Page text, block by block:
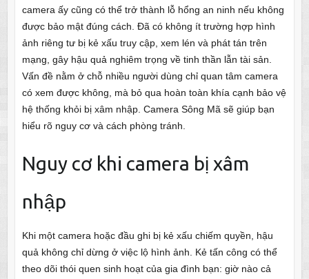
camera ấy cũng có thể trở thành lỗ hổng an ninh nếu không
được bảo mật đúng cách. Đã có không ít trường hợp hình
ảnh riêng tư bị kẻ xấu truy cập, xem lén và phát tán trên
mạng, gây hậu quả nghiêm trọng về tinh thần lẫn tài sản.
Vấn đề nằm ở chỗ nhiều người dùng chỉ quan tâm camera
có xem được không, mà bỏ qua hoàn toàn khía cạnh bảo vệ
hệ thống khỏi bị xâm nhập. Camera Sông Mã sẽ giúp bạn
hiểu rõ nguy cơ và cách phòng tránh.
Nguy cơ khi camera bị xâm
nhập
Khi một camera hoặc đầu ghi bị kẻ xấu chiếm quyền, hậu
quả không chỉ dừng ở việc lộ hình ảnh. Kẻ tấn công có thể
theo dõi thói quen sinh hoạt của gia đình bạn: giờ nào cả